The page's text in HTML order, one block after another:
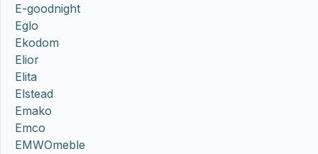
E-goodnight
Eglo
Ekodom
Elior
Elita
Elstead
Emako
Emco
EMWOmeble